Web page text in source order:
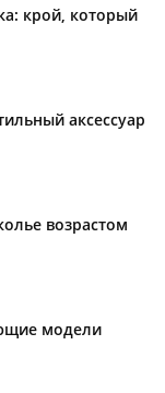
крой, который
аксессуар
возрастом
модели